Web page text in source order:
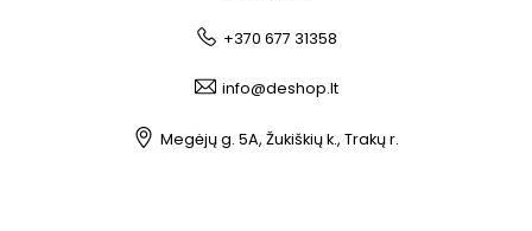
+370 677 31358
info@deshop.lt
Megėjų g. 5A, Žukiškių k., Trakų r.